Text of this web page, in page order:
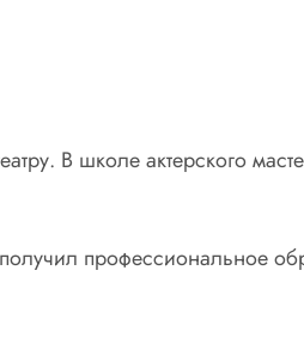
В школе актерского
профессиональное